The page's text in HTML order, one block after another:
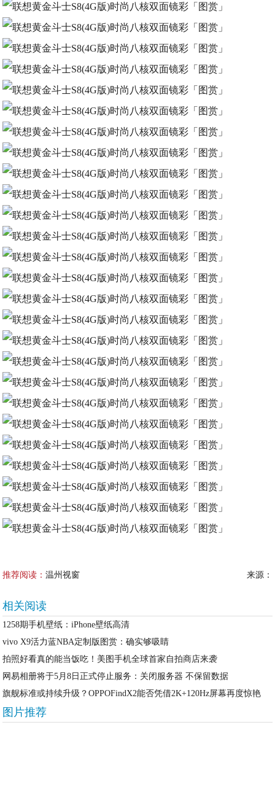
推荐阅读：温州视窗 来源：
相关阅读
1258期手机壁纸：iPhone壁纸高清
vivo X9活力蓝NBA定制版图赏：确实够吸睛
拍照好看真的能当饭吃！美图手机全球首家自拍商店来袭
网易相册将于5月8日正式停止服务：关闭服务器 不保留数据
旗舰标准或持续升级？OPPOFindX2能否凭借2K+120Hz屏幕再度惊艳
图片推荐